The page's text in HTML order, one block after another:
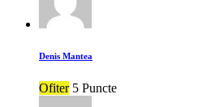
Denis Mantea
Ofiter 5 Puncte